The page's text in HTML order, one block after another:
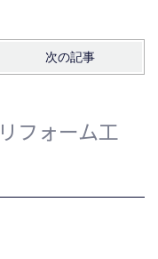
次の記事
フォーム工